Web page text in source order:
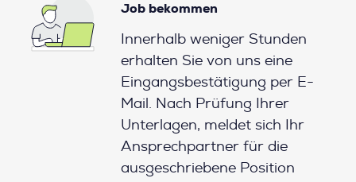
Job bekommen
Innerhalb weniger Stunden
erhalten Sie von uns eine
Eingangsbestätigung per E-
Mail. Nach Prüfung Ihrer
Unterlagen, meldet sich Ihr
Ansprechpartner für die
ausgeschriebene Position